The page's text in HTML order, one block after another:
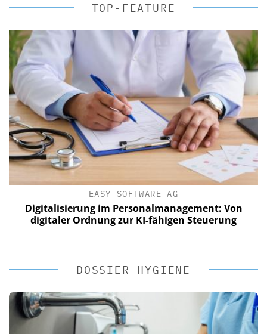
TOP-FEATURE
EASY SOFTWARE AG
Digitalisierung im Personalmanagement: Von
digitaler Ordnung zur KI-fähigen Steuerung
DOSSIER HYGIENE